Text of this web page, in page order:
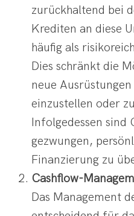
zurückhaltend bei
Krediten an diese
häufig als
Dies schränkt die
neue
einzustellen oder
Infolgedessen sind
gezwungen,
Finanzierung zu
Cashflow-
Das Management